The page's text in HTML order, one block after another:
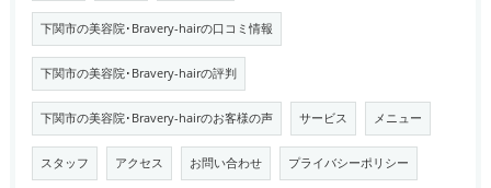
下関市の美容院･Bravery-hairの口コミ情報
下関市の美容院･Bravery-hairの評判
下関市の美容院･Bravery-hairのお客様の声 サービス メニュー
スタッフ アクセス お問い合わせ プライバシーポリシー